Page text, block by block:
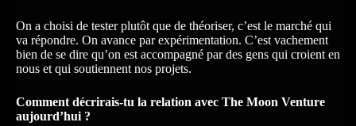
On a choisi de tester plutôt que de théoriser, c’est le marché qui
va répondre. On avance par expérimentation. C’est vachement
bien de se dire qu’on est accompagné par des gens qui croient en
nous et qui soutiennent nos projets.
Comment décrirais-tu la relation avec The Moon Venture
aujourd’hui ?